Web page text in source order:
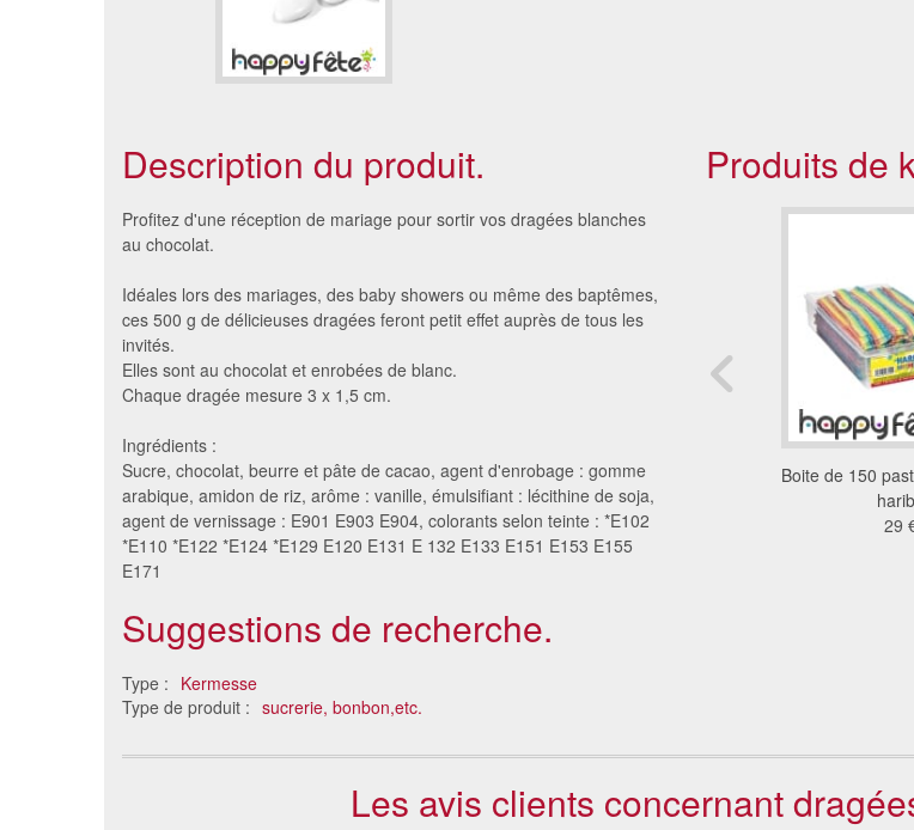
Description du produit.
Profitez d'une réception de mariage pour sortir vos dragées blanches
au chocolat.
Idéales lors des mariages, des baby showers ou même des baptêmes,
ces 500 g de délicieuses dragées feront petit effet auprès de tous les
invités.
Elles sont au chocolat et enrobées de blanc.
Chaque dragée mesure 3 x 1,5 cm.
Ingrédients :
Sucre, chocolat, beurre et pâte de cacao, agent d'enrobage : gomme
arabique, amidon de riz, arôme : vanille, émulsifiant : lécithine de soja,
agent de vernissage : E901 E903 E904, colorants selon teinte : *E102
*E110 *E122 *E124 *E129 E120 E131 E 132 E133 E151 E153 E155
E171
Suggestions de recherche.
Type : Kermesse
Type de produit : sucrerie, bonbon,etc.
Produits de
Dragibus color pops
2.84 €
30 sachets dragibus bi cool
haribo
29 €
Boite de 150
29
Les avis clients concernant